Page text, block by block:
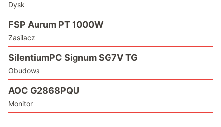
Dysk
Zasilacz
FSP Aurum PT 1000W
Obudowa
SilentiumPC Signum SG7V TG
Monitor
AOC G2868PQU